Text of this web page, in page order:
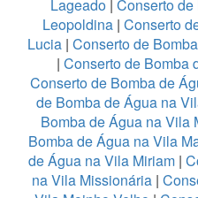
Lageado| Conserto
Leopoldina | Conserto
Lucia | Conserto de
| Conserto de Bomba
Conserto de Bomba de
de Bomba de Água na
Bomba de Água na Vila
Bomba de Água na Vila
de Água na Vila Miriam |
na Vila Missionária |